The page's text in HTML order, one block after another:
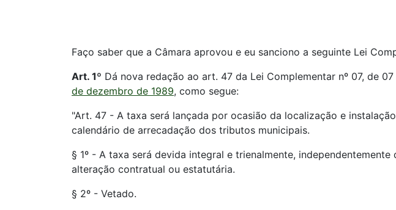
Faço saber que a Câmara aprovou e eu sanciono a seguinte Lei
Art. 1º Dá nova redação ao art. 47 da Lei Complementar nº 07, de
de dezembro de 1989, como segue:
"Art. 47 - A taxa será lançada por ocasião da localização e
calendário de arrecadação dos tributos municipais.
§ 1º - A taxa será devida integral e trienalmente,
alteração contratual ou estatutária.
§ 2º - Vetado.